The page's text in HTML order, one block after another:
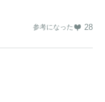
参考になった 28